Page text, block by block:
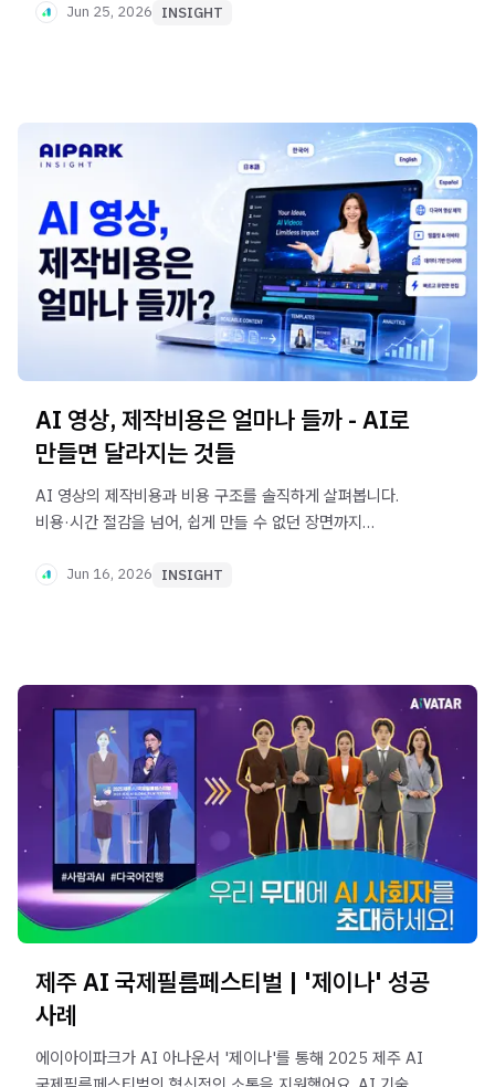
정리했습니다.
Jun 25, 2026 INSIGHT
AI 영상, 제작비용은 얼마나 들까 - AI로
만들면 달라지는 것들
AI 영상의 제작비용과 비용 구조를 솔직하게 살펴봅니다.
비용·시간 절감을 넘어, 쉽게 만들 수 없던 장면까지
함께 정리했습니다.
Jun 16, 2026 INSIGHT
제주 AI 국제필름페스티벌 | '제이나' 성공
사례
에이아이파크가 AI 아나운서 '제이나'를 통해 2025 제주 AI